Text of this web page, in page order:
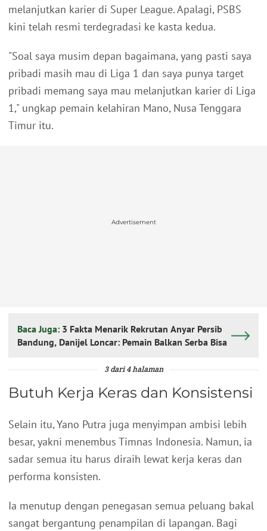
melanjutkan karier di Super League. Apalagi, PSBS
kini telah resmi terdegradasi ke kasta kedua.
"Soal saya musim depan bagaimana, yang pasti saya
pribadi masih mau di Liga 1 dan saya punya target
pribadi memang saya mau melanjutkan karier di Liga
1," ungkap pemain kelahiran Mano, Nusa Tenggara
Timur itu.
Advertisement
Baca Juga: 3 Fakta Menarik Rekrutan Anyar Persib
Bandung, Danijel Loncar: Pemain Balkan Serba Bisa
3 dari 4 halaman
Butuh Kerja Keras dan Konsistensi
Selain itu, Yano Putra juga menyimpan ambisi lebih
besar, yakni menembus Timnas Indonesia. Namun, ia
sadar semua itu harus diraih lewat kerja keras dan
performa konsisten.
Ia menutup dengan penegasan semua peluang bakal
sangat bergantung penampilan di lapangan. Bagi